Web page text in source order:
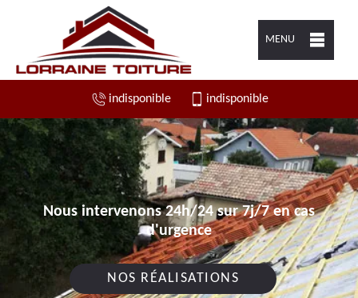
MENU
indisponible indisponible
Nous intervenons 24h/24 sur 7j/7 en cas
d'urgence
NOS RÉALISATIONS